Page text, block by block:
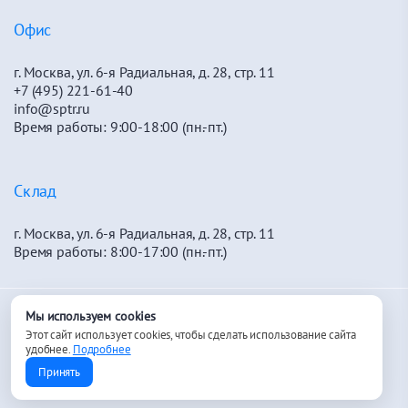
Офис
г. Москва, ул. 6-я Радиальная, д. 28, стр. 11
+7 (495) 221-61-40
info@sptr.ru
Время работы: 9:00-18:00 (пн.-пт.)
Склад
г. Москва, ул. 6-я Радиальная, д. 28, стр. 11
Время работы: 8:00-17:00 (пн.-пт.)
2015-2026 © «Спецстрой- Р»
Разработка сайта —
Мы используем cookies
Этот сайт использует cookies, чтобы сделать использование сайта
удобнее. Подробнее
Принять